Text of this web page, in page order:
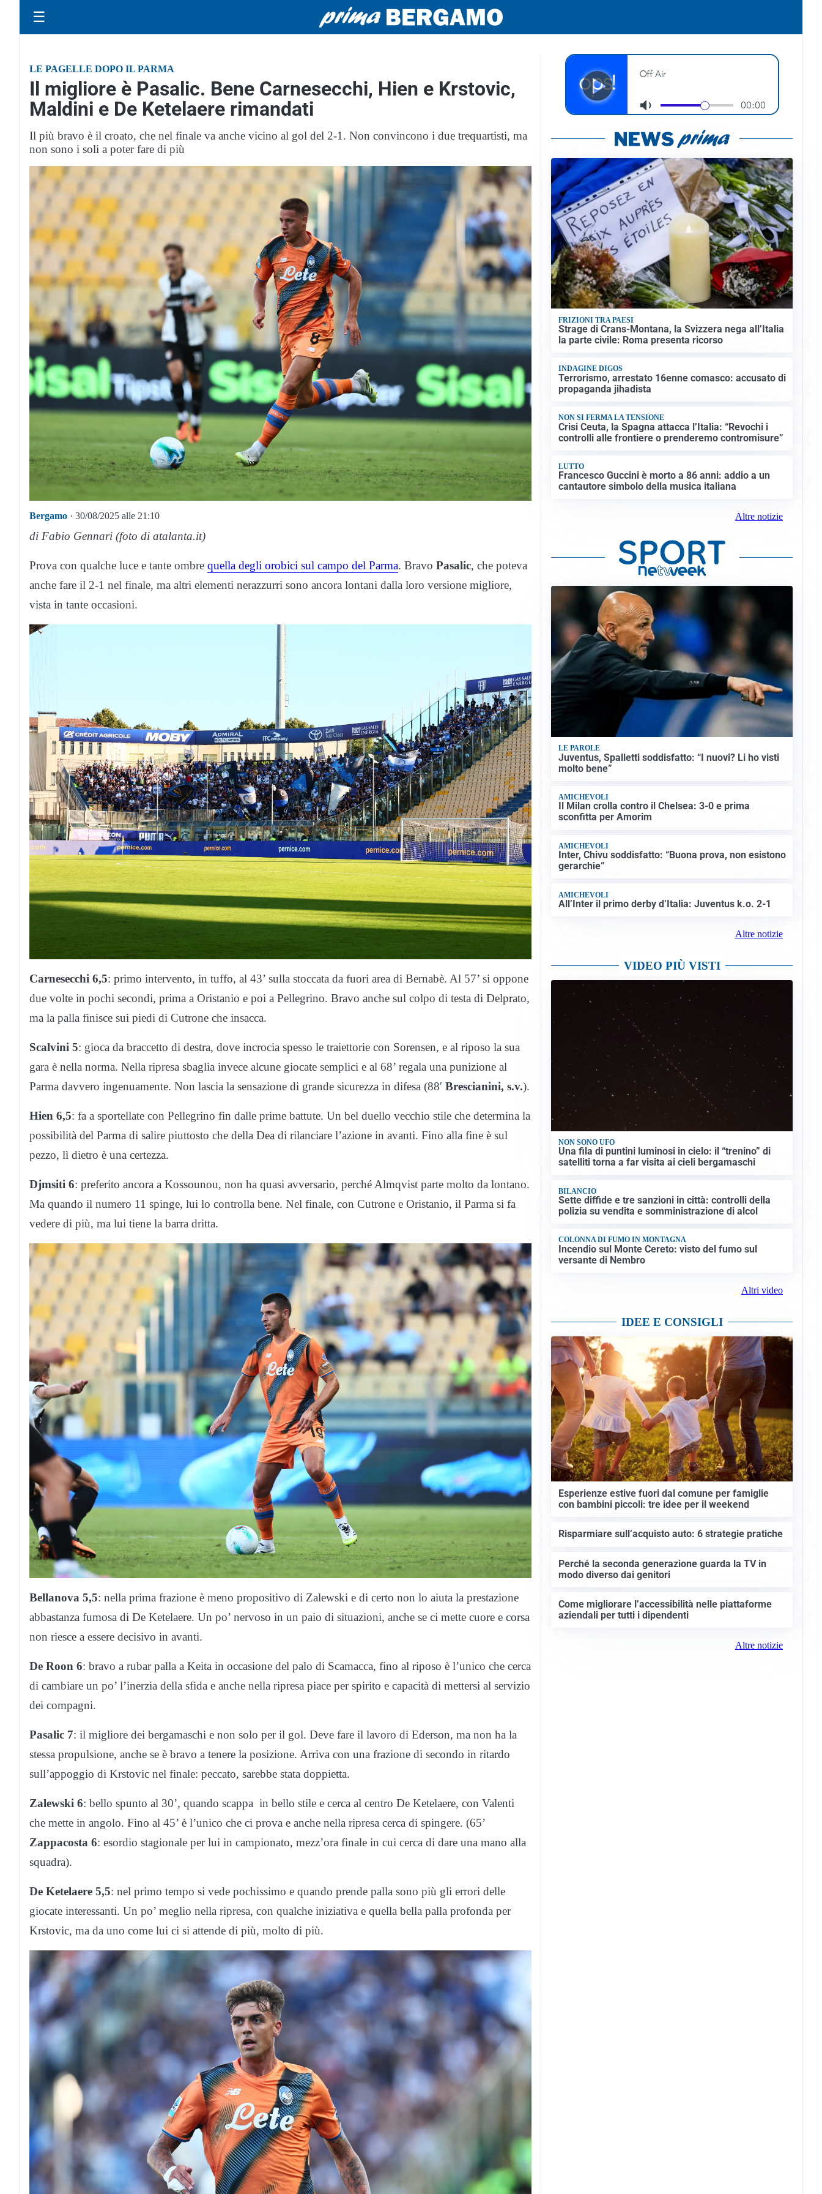
☰
LE PAGELLE DOPO IL PARMA
Il migliore è Pasalic. Bene Carnesecchi, Hien e Krstovic,
Maldini e De Ketelaere rimandati
Il più bravo è il croato, che nel finale va anche vicino al gol del 2-1. Non convincono i due trequartisti, ma
non sono i soli a poter fare di più
Bergamo · 30/08/2025 alle 21:10
di Fabio Gennari (foto di atalanta.it)
Prova con qualche luce e tante ombre quella degli orobici sul campo del Parma. Bravo Pasalic, che poteva
anche fare il 2-1 nel finale, ma altri elementi nerazzurri sono ancora lontani dalla loro versione migliore,
vista in tante occasioni.
Carnesecchi 6,5: primo intervento, in tuffo, al 43’ sulla stoccata da fuori area di Bernabè. Al 57’ si oppone
due volte in pochi secondi, prima a Oristanio e poi a Pellegrino. Bravo anche sul colpo di testa di Delprato,
ma la palla finisce sui piedi di Cutrone che insacca.
Scalvini 5: gioca da braccetto di destra, dove incrocia spesso le traiettorie con Sorensen, e al riposo la sua
gara è nella norma. Nella ripresa sbaglia invece alcune giocate semplici e al 68’ regala una punizione al
Parma davvero ingenuamente. Non lascia la sensazione di grande sicurezza in difesa (88′ Brescianini, s.v.).
Hien 6,5: fa a sportellate con Pellegrino fin dalle prime battute. Un bel duello vecchio stile che determina la
possibilità del Parma di salire piuttosto che della Dea di rilanciare l’azione in avanti. Fino alla fine è sul
pezzo, lì dietro è una certezza.
Djmsiti 6: preferito ancora a Kossounou, non ha quasi avversario, perché Almqvist parte molto da lontano.
Ma quando il numero 11 spinge, lui lo controlla bene. Nel finale, con Cutrone e Oristanio, il Parma si fa
vedere di più, ma lui tiene la barra dritta.
Bellanova 5,5: nella prima frazione è meno propositivo di Zalewski e di certo non lo aiuta la prestazione
abbastanza fumosa di De Ketelaere. Un po’ nervoso in un paio di situazioni, anche se ci mette cuore e corsa
non riesce a essere decisivo in avanti.
De Roon 6: bravo a rubar palla a Keita in occasione del palo di Scamacca, fino al riposo è l’unico che cerca
di cambiare un po’ l’inerzia della sfida e anche nella ripresa piace per spirito e capacità di mettersi al servizio
dei compagni.
Pasalic 7: il migliore dei bergamaschi e non solo per il gol. Deve fare il lavoro di Ederson, ma non ha la
stessa propulsione, anche se è bravo a tenere la posizione. Arriva con una frazione di secondo in ritardo
sull’appoggio di Krstovic nel finale: peccato, sarebbe stata doppietta.
Zalewski 6: bello spunto al 30’, quando scappa in bello stile e cerca al centro De Ketelaere, con Valenti
che mette in angolo. Fino al 45’ è l’unico che ci prova e anche nella ripresa cerca di spingere. (65’
Zappacosta 6: esordio stagionale per lui in campionato, mezz’ora finale in cui cerca di dare una mano alla
squadra).
De Ketelaere 5,5: nel primo tempo si vede pochissimo e quando prende palla sono più gli errori delle
giocate interessanti. Un po’ meglio nella ripresa, con qualche iniziativa e quella bella palla profonda per
Krstovic, ma da uno come lui ci si attende di più, molto di più.
FRIZIONI TRA PAESI
Strage di Crans-Montana, la Svizzera nega all’Italia
la parte civile: Roma presenta ricorso
INDAGINE DIGOS
Terrorismo, arrestato 16enne comasco: accusato di
propaganda jihadista
NON SI FERMA LA TENSIONE
Crisi Ceuta, la Spagna attacca l’Italia: “Revochi i
controlli alle frontiere o prenderemo contromisure”
LUTTO
Francesco Guccini è morto a 86 anni: addio a un
cantautore simbolo della musica italiana
Altre notizie
LE PAROLE
Juventus, Spalletti soddisfatto: “I nuovi? Li ho visti
molto bene”
AMICHEVOLI
Il Milan crolla contro il Chelsea: 3-0 e prima
sconfitta per Amorim
AMICHEVOLI
Inter, Chivu soddisfatto: “Buona prova, non esistono
gerarchie”
AMICHEVOLI
All’Inter il primo derby d’Italia: Juventus k.o. 2-1
Altre notizie
VIDEO PIÙ VISTI
NON SONO UFO
Una fila di puntini luminosi in cielo: il “trenino” di
satelliti torna a far visita ai cieli bergamaschi
BILANCIO
Sette diffide e tre sanzioni in città: controlli della
polizia su vendita e somministrazione di alcol
COLONNA DI FUMO IN MONTAGNA
Incendio sul Monte Cereto: visto del fumo sul
versante di Nembro
Altri video
IDEE E CONSIGLI
Esperienze estive fuori dal comune per famiglie
con bambini piccoli: tre idee per il weekend
Risparmiare sull’acquisto auto: 6 strategie pratiche
Perché la seconda generazione guarda la TV in
modo diverso dai genitori
Come migliorare l’accessibilità nelle piattaforme
aziendali per tutti i dipendenti
Altre notizie